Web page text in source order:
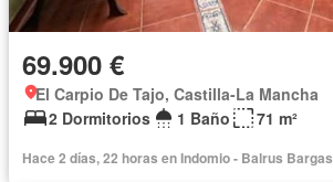
69.900 €
El Carpio De Tajo, Castilla-La Mancha
2 Dormitorios
1 Baño 71 m²
Hace 2 días, 22 horas en Indomio - Balrus Bargas